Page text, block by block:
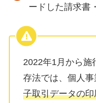
ードした請求書
2022年1月から施
存法では、個人
子取引データの